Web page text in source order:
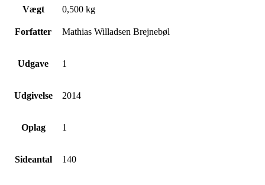
Vægt 0,500 kg
Forfatter Mathias Willadsen Brejnebøl
Udgave 1
Udgivelse 2014
Oplag 1
Sideantal 140